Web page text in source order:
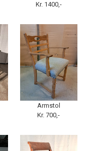
Kr. 1400,-
Armstol
Kr. 700,-